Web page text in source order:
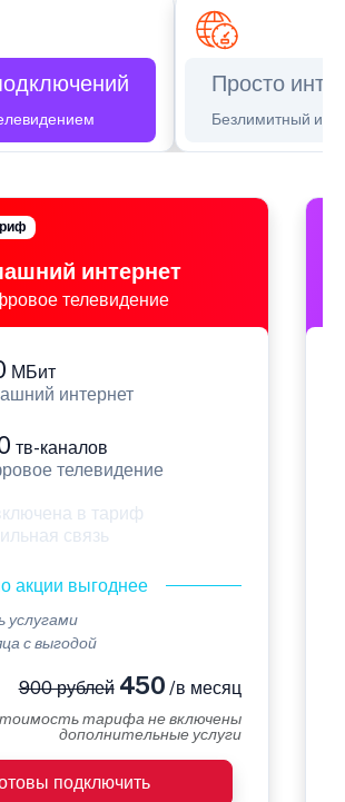
Просто
Безлимитный
интернет
телевидение
МБит
интернет
тв-каналов
телевидение
в тариф
связь
акции выгоднее
услугами
с выгодой
900 рублей450 /в месяц
тарифа не включены
дополнительные услуги
подключить